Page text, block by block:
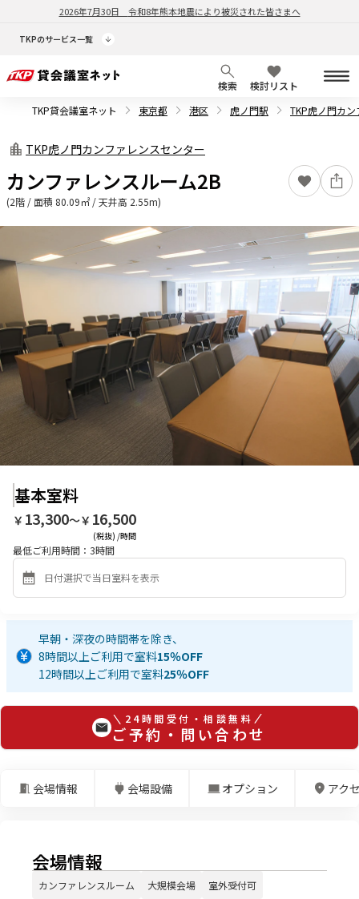
2026年7月30日 令和8年熊本地震により被災された皆さまへ
TKPのサービス一覧
検索
検討リスト
TKP貸会議室ネット
東京都 港区 虎ノ門駅 TKP虎ノ門カ
TKP虎ノ門カンファレンスセンター
カンファレンスルーム2B
(2階 / 面積 80.09㎡ / 天井高 2.55m)
基本室料
￥ 13,300〜￥ 16,500
(税抜) /時間
最低ご利用時間： 3時間
早朝・深夜の時間帯を除き、
8時間以上ご利用で室料15％OFF
12時間以上ご利用で室料25％OFF
24時間受付・相談無料
ご予約・問い合わせ
会場情報 会場設備 オプション アク
会場情報
カンファレンスルーム 大規模会場 室外受付可